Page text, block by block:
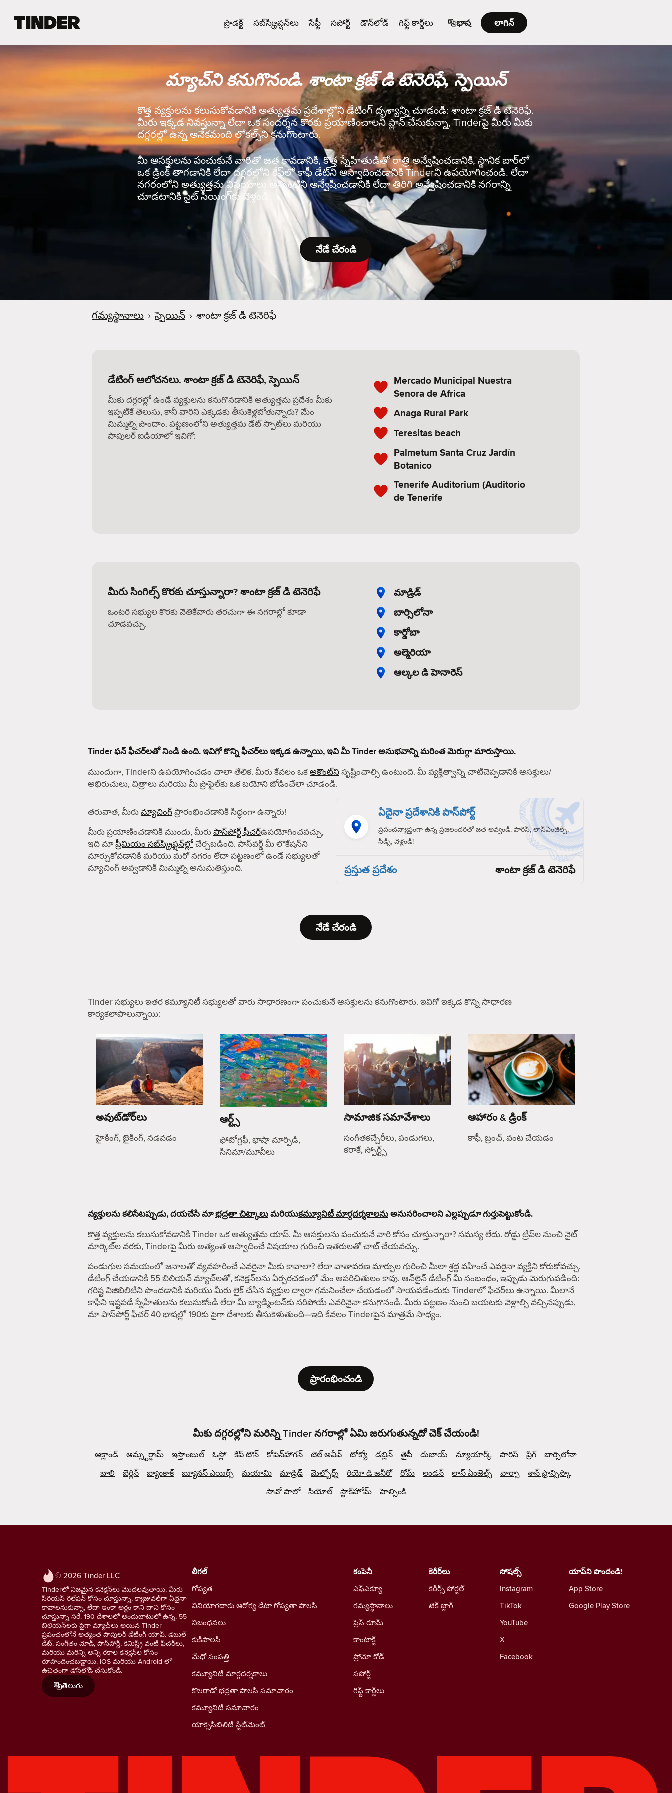
e
ప్రొడక్ట్ సబ్‌స్క్రిప్షన్‌లు సేఫ్టీ సపోర్ట్ డౌన్‌లోడ్ గిఫ్ట్ కార్డ్‌లు భాష లాగిన్
మ్యాచ్‌ని కనుగొనండి. శాంటా క్రజ్ డి టెనెరిఫే, స్పెయిన్
కొత్త వ్యక్తులను కలుసుకోవడానికి అత్యుత్తమ ప్రదేశాల్లోని డేటింగ్ దృశ్యాన్ని చూడండి: శాంటా క్రజ్ డి టెనెరిఫే.
మీరు ఇక్కడ నివస్తున్నా లేదా ఒక సందర్శన కొరకు ప్రయాణించాలని ప్లాన్ చేసుకున్నా, Tinderపై మీరు మీకు
దగ్గరల్లో ఉన్న అనేకమంది లోకల్స్‌ని కనుగొంటారు.
మీ ఆసక్తులను పంచుకునే వారితో జత కావడానికి, కొత్త స్నేహితుడితో రాత్రి అన్వేషించడానికి, స్థానిక బార్‌లో
ఒక డ్రింక్ తాగడానికి లేదా దగ్గరల్లోని కేఫ్‌లో కాఫీ డేట్‌ని ఆస్వాదించడానికి Tinderని ఉపయోగించండి. లేదా
నగరంలోని అత్యుత్తమ విషయాలు అన్నింటిని అన్వేషించడానికి లేదా తిరిగి అన్వేషించడానికి నగరాన్ని
చూడటానికి సైట్ సీయింగ్‌కు వెళ్లండి.
నేడే చేరండి
గమ్యస్థానాలు › స్పెయిన్ › శాంటా క్రజ్ డి టెనెరిఫే
డేటింగ్ ఆలోచనలు. శాంటా క్రజ్ డి టెనెరిఫే, స్పెయిన్
మీకు దగ్గరల్లో ఉండే వ్యక్తులను కనుగొనడానికి అత్యుత్తమ ప్రదేశం మీకు
ఇప్పటికే తెలుసు, కానీ వారిని ఎక్కడకు తీసుకెళ్లబోతున్నారు? మేం
మిమ్మల్ని పొందాం. పట్టణంలోని అత్యుత్తమ డేట్ స్పాట్‌లు మరియు
పాపులర్ ఐడియాలో ఇవిగో:
Mercado Municipal Nuestra
Senora de Africa
Anaga Rural Park
Teresitas beach
Palmetum Santa Cruz Jardín
Botanico
Tenerife Auditorium (Auditorio
de Tenerife
మీరు సింగిల్స్ కొరకు చూస్తున్నారా? శాంటా క్రజ్ డి టెనెరిఫే
ఒంటరి సభ్యుల కొరకు వెతికేవారు తరచుగా ఈ నగరాల్లో కూడా
చూడవచ్చు.
మాడ్రిడ్
బార్సిలోనా
కార్డోబా
అల్మెరియా
ఆల్కల డి హెనారెస్
Tinder ఫన్ ఫీచర్‌లతో నిండి ఉంది. ఇవిగో కొన్ని ఫీచర్‌లు ఇక్కడ ఉన్నాయి, ఇవి మీ Tinder అనుభవాన్ని మరింత మెరుగ్గా మారుస్తాయి.
ముందుగా, Tinderని ఉపయోగించడం చాలా తేలిక. మీరు కేవలం ఒకఅకౌంట్‌నిసృష్టించాల్సి ఉంటుంది. మీ వ్యక్తిత్వాన్ని చాటిచెప్పడానికి ఆసక్తులు/
అభిరుచులు, చిత్రాలు మరియు మీ ప్రొఫైల్‌కు ఒక బయోని జోడించేలా చూడండి.
తరువాత, మీరుమ్యాచింగ్ప్రారంభించడానికి సిద్ధంగా ఉన్నారు!
మీరు ప్రయాణించడానికి ముందు, మీరుపాస్‌పోర్ట్ ఫీచర్ఉపయోగించవచ్చు,
ఇది మాప్రీమియం సబ్‌స్క్రిప్షన్‌ల్లోచేర్చబడింది. పాస్‌వర్డ్ మీ లొకేషన్‌ని
మార్చుకోవడానికి మరియు మరో నగరం లేదా పట్టణంలో ఉండే సభ్యులతో
మ్యాచింగ్ అవ్వడానికి మిమ్మల్ని అనుమతిస్తుంది.
ఏదైనా ప్రదేశానికి పాస్‌పోర్ట్
ప్రపంచవ్యాప్తంగా ఉన్న ప్రజలందరితో జత అవ్వండి. పారిస్, లాస్‌ఏంజిల్స్,
సిడ్నీ, వెళ్లండి!
ప్రస్తుత ప్రదేశం శాంటా క్రజ్ డి టెనెరిఫే
నేడే చేరండి
Tinder సభ్యులు ఇతర కమ్యూనిటీ సభ్యులతో వారు సాధారణంగా పంచుకునే ఆసక్తులను కనుగొంటారు. ఇవిగో ఇక్కడ కొన్ని సాధారణ
కార్యకలాపాలున్నాయి:
అవుట్‌డోర్‌లు
హైకింగ్, బైకింగ్, నడవడం
ఆర్ట్స్
ఫోటోగ్రఫీ, భాషా మార్పిడి,
సినిమా/మూవీలు
సామాజిక సమావేశాలు
సంగీతకచ్చేరీలు, పండుగలు,
కరాకే, స్పోర్ట్స్
ఆహారం & డ్రింక్
కాఫీ, బ్రంచ్, వంట చేయడం
వ్యక్తులను కలిసేటప్పుడు, దయచేసి మాభద్రతా చిట్కాలుమరియుకమ్యూనిటీ మార్గదర్శకాలనుఅనుసరించాలని ఎల్లప్పుడూ గుర్తుపెట్టుకోండి.
కొత్త వ్యక్తులను కలుసుకోవడానికి Tinder ఒక అత్యుత్తమ యాప్. మీ ఆసక్తులను పంచుకునే వారి కోసం చూస్తున్నారా? సమస్య లేదు. రోడ్డు ట్రిప్‌ల నుంచి నైట్
మార్కెట్‌ల వరకు, Tinderపై మీరు అత్యంత ఆస్వాదించే విషయాల గురించి ఇతరులతో చాట్ చేయవచ్చు.
పండుగుల సమయంలో జనాలతో వ్యవహరించే ఎవరైనా మీకు కావాలా? లేదా వాతావరణ మార్పుల గురించి మీలా శ్రద్ధ వహించే ఎవరైనా వ్యక్తిని కోరుకోవచ్చు.
డేటింగ్ చేయడానికి 55 బిలియన్ మ్యాచ్‌లతో, కనెక్షన్‌లను ఏర్పరచడంలో మేం అపరిచితులం కావు. ఆన్‌లైన్ డేటింగ్ మీ సంబంధం, ఇప్పుడు మెరుగుపడింది:
గరిష్ట విజిబిలిటీని పొందడానికి మరియు మీరు లైక్ చేసిన వ్యక్తుల ద్వారా గమనించేలా చేయడంలో సాయపడేందుకు Tinderలో ఫీచర్‌లు ఉన్నాయి. మీలానే
కాఫీని ఇష్టపడే స్నేహితులను కలుసుకోండి లేదా మీ బ్యాడ్మింటన్‌కు సరిపోయే ఎవరినైనా కనుగొనండి. మీరు పట్టణం నుంచి బయటకు వెళ్లాల్సి వచ్చినప్పుడు,
మా పాస్‌పోర్ట్ ఫీచర్ 40 భాషల్లో 190కు పైగా దేశాలకు తీసుకెళుతుంది—ఇది కేవలం Tinderపైన మాత్రమే సాధ్యం.
ప్రారంభించండి
మీకు దగ్గరల్లోని మరిన్ని Tinder నగరాల్లో ఏమి జరుగుతున్నదో చెక్ చేయండి!
ఆక్లాండ్ ఆమ్స్టర్డామ్ ఇస్తాంబుల్ ఓస్లో కేప్ టౌన్ కోపెన్‌హాగన్ టెల్ అవీవ్ టోక్యో డబ్లిన్ తైపీ దుబాయ్ న్యూయార్క్ పారిస్ ప్రేగ్
బార్సిలోనా
బాలి
బెర్లిన్ బ్యాంకాక్ బ్యూనస్ ఎయిర్స్ మయామి మాడ్రిడ్ మెల్బోర్న్ రియో డి జనీరో రోమ్ లండన్ లాస్ ఏంజెల్స్ వార్సా
శాన్ ఫ్రాన్సిస్కొ
సావో పాలో
సియోల్ స్టాక్‌హోమ్ హెల్సింకి
© 2026 Tinder LLC
Tinderలో నిజమైన కనెక్షన్‌లు మొదలవుతాయి, మీరు
సీరియస్ రిలేషన్ కోసం చూస్తున్నా, క్యాజువల్‌గా ఏదైనా
కావాలనుకున్నా, లేదా ఇంకా అర్థం కాని దాని కోసం
చూస్తున్నా సరే. 190 దేశాలలో అందుబాటులో ఉన్న, 55
బిలియన్‌లకు పైగా మ్యాచ్‌లు అయిన Tinder
ప్రపంచంలోనే అత్యంత పాపులర్ డేటింగ్ యాప్. డబుల్
డేట్, సంగీతం మోడ్, పాస్‌పోర్ట్, కెమిస్ట్రీ వంటి ఫీచర్‌లు,
మరియు మరిన్ని అన్ని రకాల కనెక్షన్‌ల కోసం
రూపొందించబడ్డాయి. iOS మరియు Android లో
ఉచితంగా డౌన్‌లోడ్ చేసుకోండి.
తెలుగు
సోషల్స్
Instagram
TikTok
YouTube
X
Facebook
లీగల్
గోప్యత
వినియోగదారు ఆరోగ్య డేటా గోప్యతా పాలసీ
నిబంధనలు
కుకీపాలసీ
మేధో సంపత్తి
కమ్యూనిటీ మార్గదర్శకాలు
కొలరాడో భద్రతా పాలసీ సమాచారం
కమ్యూనిటీ సమాచారం
యాక్సెసిబిలిటీ స్టేట్‌మెంట్
కెరీర్‌లు
కెరీర్స్ పోర్టల్
టెక్ బ్లాగ్
కంపెనీ
ఎఫ్ఎక్యూ
గమ్యస్థానాలు
ప్రెస్ రూమ్
కాంటాక్ట్
ప్రోమో కోడ్
సపోర్ట్
గిఫ్ట్ కార్డ్‌లు
యాప్‌ని పొందండి!
App Store
Google Play Store